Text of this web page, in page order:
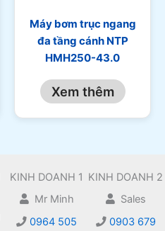
Máy bơm trục ngang
đa tầng cánh NTP
HMH250-43.0
Xem thêm
KINH DOANH 1
Mr Minh
0964 505
KINH DOANH 2
Sales
0903 679